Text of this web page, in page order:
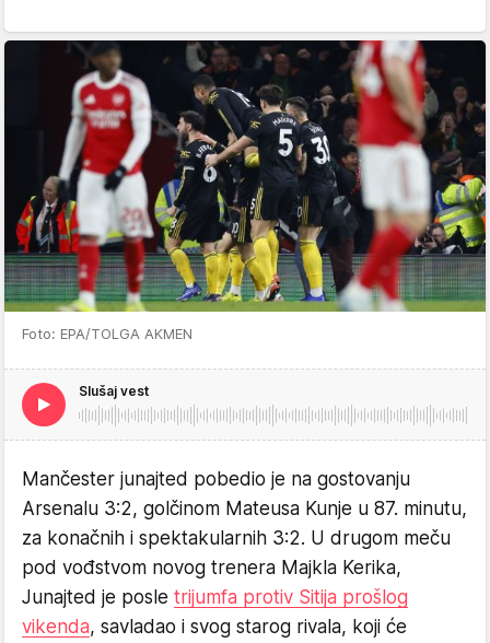
Foto: EPA/TOLGA AKMEN
Slušaj vest
Mančester junajted pobedio je na gostovanju
Arsenalu 3:2, golčinom Mateusa Kunje u 87. minutu,
za konačnih i spektakularnih 3:2. U drugom meču
pod vođstvom novog trenera Majkla Kerika,
Junajted je posle trijumfa protiv Sitija prošlog
vikenda, savladao i svog starog rivala, koji će